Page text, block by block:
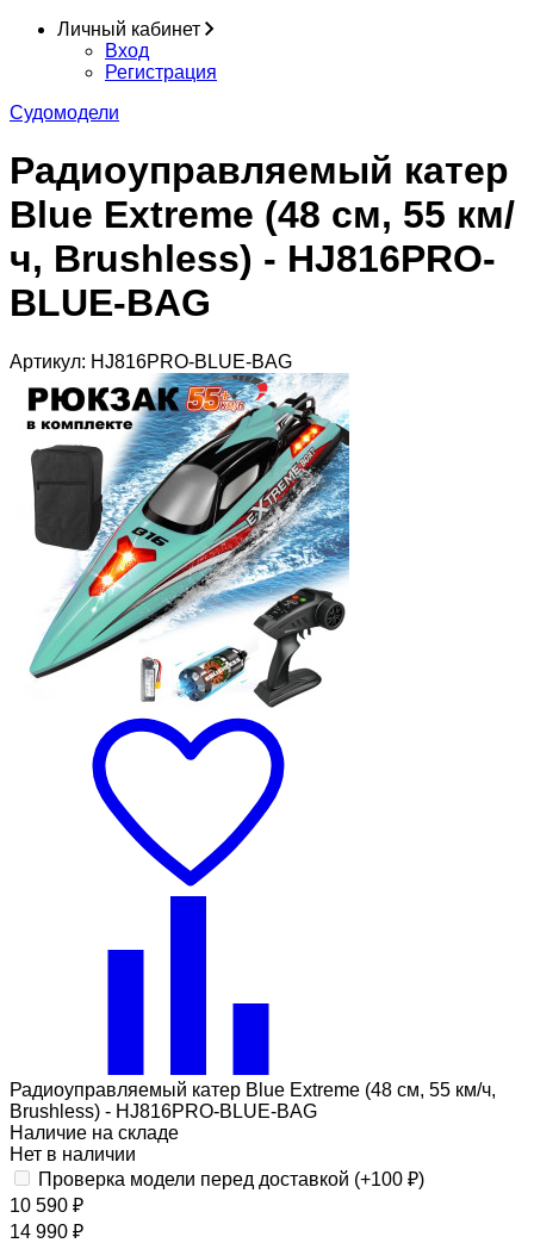
Личный кабинет
Вход
Регистрация
Судомодели
Радиоуправляемый катер
Blue Extreme (48 см, 55 км/
ч, Brushless) - HJ816PRO-
BLUE-BAG
Артикул: HJ816PRO-BLUE-BAG
Радиоуправляемый катер Blue Extreme (48 см, 55 км/ч,
Brushless) - HJ816PRO-BLUE-BAG
Наличие на складе
Нет в наличии
Проверка модели перед доставкой (+100 ₽)
10 590 ₽
14 990 ₽